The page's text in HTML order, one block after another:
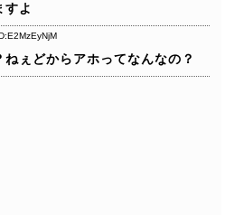
すよ
ぇどからアホってなんなの？